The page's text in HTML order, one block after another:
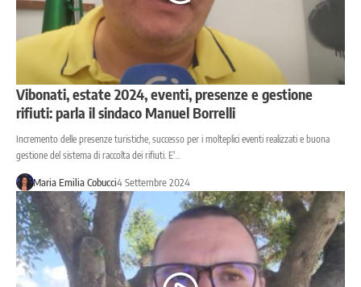
Vibonati, estate 2024, eventi, presenze e gestione
rifiuti: parla il sindaco Manuel Borrelli
Incremento delle presenze turistiche, successo per i molteplici eventi realizzati e buona
gestione del sistema di raccolta dei rifiuti. E'…
Maria Emilia Cobucci4 Settembre 2024